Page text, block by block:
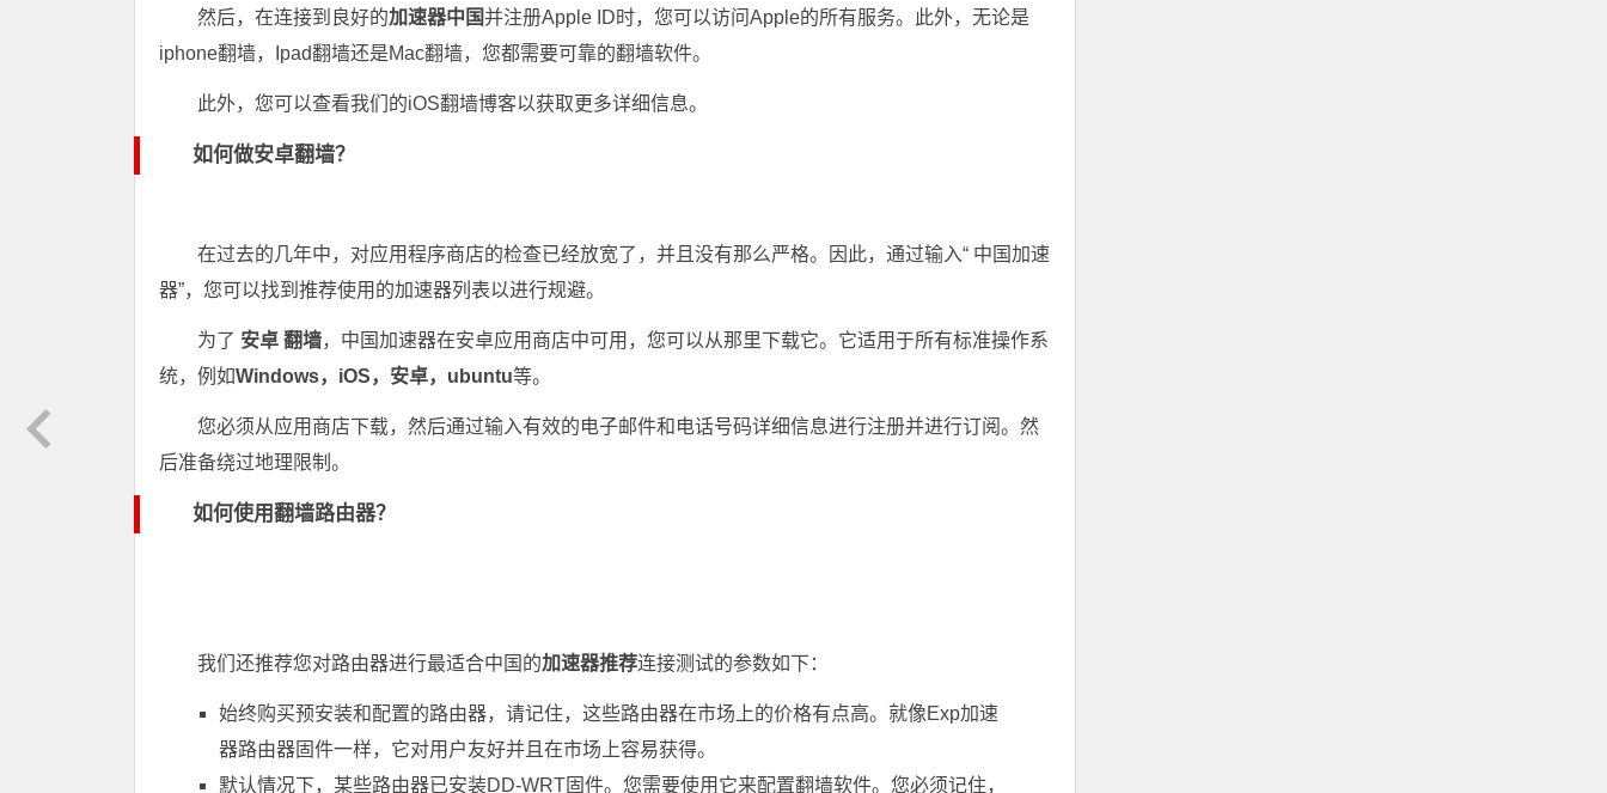
然后，在连接到良好的加速器中国并注册Apple ID时，您可以访问Apple的所有服务。此外，无论是
iphone翻墙，Ipad翻墙还是Mac翻墙，您都需要可靠的翻墙软件。
此外，您可以查看我们的iOS翻墙博客以获取更多详细信息。
如何做安卓翻墙？
在过去的几年中，对应用程序商店的检查已经放宽了，并且没有那么严格。因此，通过输入“ 中国加速
器”，您可以找到推荐使用的加速器列表以进行规避。
为了 安卓 翻墙，中国加速器在安卓应用商店中可用，您可以从那里下载它。它适用于所有标准操作系
统，例如Windows，iOS，安卓，ubuntu等。
您必须从应用商店下载，然后通过输入有效的电子邮件和电话号码详细信息进行注册并进行订阅。然
后准备绕过地理限制。
如何使用翻墙路由器？
我们还推荐您对路由器进行最适合中国的加速器推荐连接测试的参数如下：
始终购买预安装和配置的路由器，请记住，这些路由器在市场上的价格有点高。就像Exp加速
器路由器固件一样，它对用户友好并且在市场上容易获得。
默认情况下，某些路由器已安装DD-WRT固件。您需要使用它来配置翻墙软件。您必须记住，